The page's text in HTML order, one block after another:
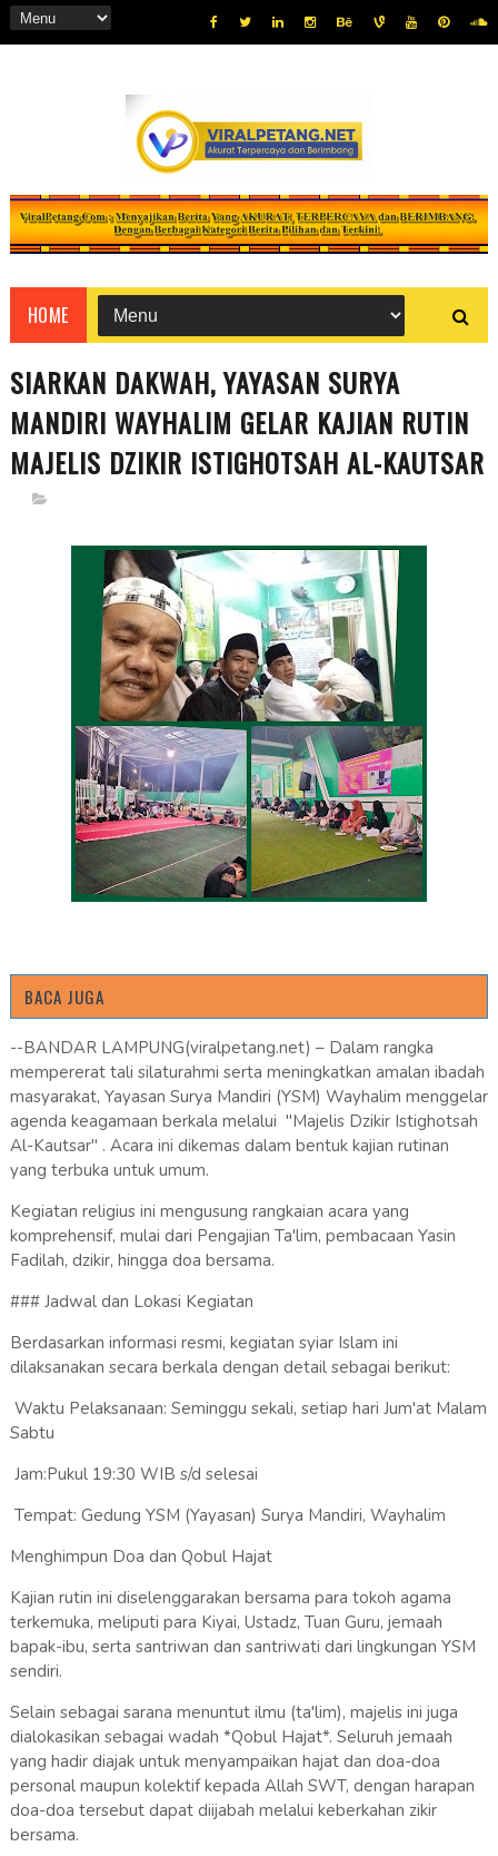
HOME
SIARKAN DAKWAH, YAYASAN SURYA
MANDIRI WAYHALIM GELAR KAJIAN RUTIN
MAJELIS DZIKIR ISTIGHOTSAH AL-KAUTSAR
BACA JUGA
--BANDAR LAMPUNG(viralpetang.net) – Dalam rangka
mempererat tali silaturahmi serta meningkatkan amalan ibadah
masyarakat, Yayasan Surya Mandiri (YSM) Wayhalim menggelar
agenda keagamaan berkala melalui "Majelis Dzikir Istighotsah
Al-Kautsar" . Acara ini dikemas dalam bentuk kajian rutinan
yang terbuka untuk umum.
Kegiatan religius ini mengusung rangkaian acara yang
komprehensif, mulai dari Pengajian Ta'lim, pembacaan Yasin
Fadilah, dzikir, hingga doa bersama.
### Jadwal dan Lokasi Kegiatan
Berdasarkan informasi resmi, kegiatan syiar Islam ini
dilaksanakan secara berkala dengan detail sebagai berikut:
Waktu Pelaksanaan: Seminggu sekali, setiap hari Jum'at Malam
Sabtu
Jam:Pukul 19:30 WIB s/d selesai
Tempat: Gedung YSM (Yayasan) Surya Mandiri, Wayhalim
Menghimpun Doa dan Qobul Hajat
Kajian rutin ini diselenggarakan bersama para tokoh agama
terkemuka, meliputi para Kiyai, Ustadz, Tuan Guru, jemaah
bapak-ibu, serta santriwan dan santriwati dari lingkungan YSM
sendiri.
Selain sebagai sarana menuntut ilmu (ta'lim), majelis ini juga
dialokasikan sebagai wadah *Qobul Hajat*. Seluruh jemaah
yang hadir diajak untuk menyampaikan hajat dan doa-doa
personal maupun kolektif kepada Allah SWT, dengan harapan
doa-doa tersebut dapat diijabah melalui keberkahan zikir
bersama.